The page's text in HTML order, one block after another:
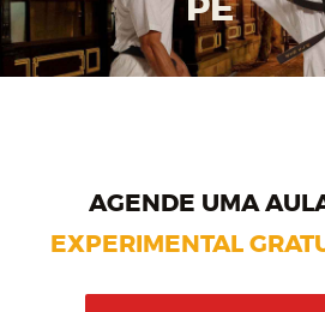
FEDERAÇÃO
ÁREA DO ALUNO
AGENDE UMA
EXPERIMENTAL